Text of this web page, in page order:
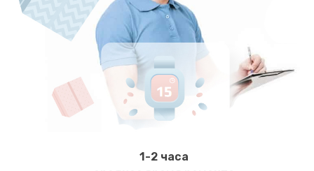
1-2 часа